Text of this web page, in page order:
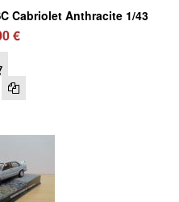
Cabriolet Anthracite 1/43
€